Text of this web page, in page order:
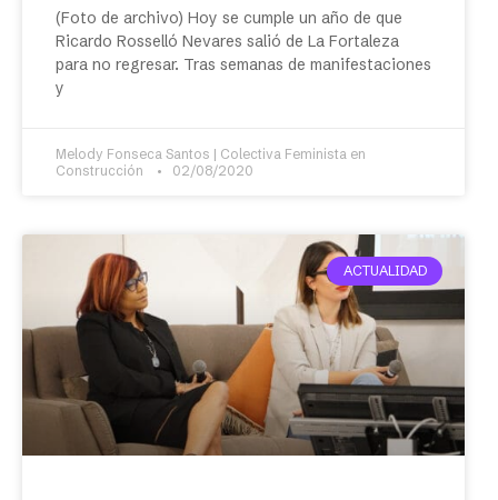
(Foto de archivo) Hoy se cumple un año de que
Ricardo Rosselló Nevares salió de La Fortaleza
para no regresar. Tras semanas de manifestaciones
y
Melody Fonseca Santos | Colectiva Feminista en
Construcción
02/08/2020
ACTUALIDAD